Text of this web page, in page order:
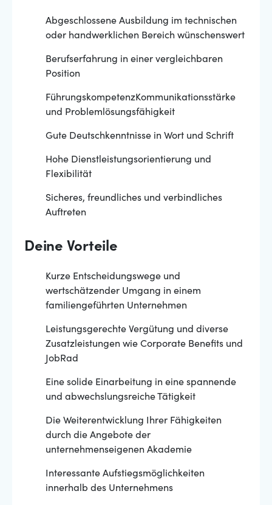
Abgeschlossene Ausbildung im technischen
oder handwerklichen Bereich wünschenswert
Berufserfahrung in einer vergleichbaren
Position
FührungskompetenzKommunikationsstärke
und Problemlösungsfähigkeit
Gute Deutschkenntnisse in Wort und Schrift
Hohe Dienstleistungsorientierung und
Flexibilität
Sicheres, freundliches und verbindliches
Auftreten
Deine Vorteile
Kurze Entscheidungswege und
wertschätzender Umgang in einem
familiengeführten Unternehmen
Leistungsgerechte Vergütung und diverse
Zusatzleistungen wie Corporate Benefits und
JobRad
Eine solide Einarbeitung in eine spannende
und abwechslungsreiche Tätigkeit
Die Weiterentwicklung Ihrer Fähigkeiten
durch die Angebote der
unternehmenseigenen Akademie
Interessante Aufstiegsmöglichkeiten
innerhalb des Unternehmens